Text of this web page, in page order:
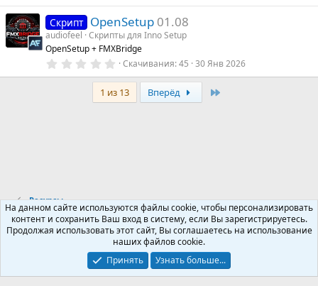
р
с
а
0
з
в
ё
з
Скрипт OpenSetup 01.08
audiofeel Скрипты для Inno Setup
OpenSetup + FMXBridge
0
0
0
з
Скачивания 45 30 Янв 2026
1 из 13 Вперёд
Ресурсы
Russian (RU)
Условия и правила
Политика конфиденциальности
Помощь
На данном сайте используются файлы cookie, чтобы персонализировать
контент и сохранить Ваш вход в систему, если Вы зарегистрируетесь.
Продолжая использовать этот сайт, Вы соглашаетесь на использование
наших файлов cookie.
Принять
Узнать больше...